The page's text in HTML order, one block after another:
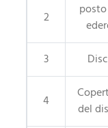
2
3
4
del